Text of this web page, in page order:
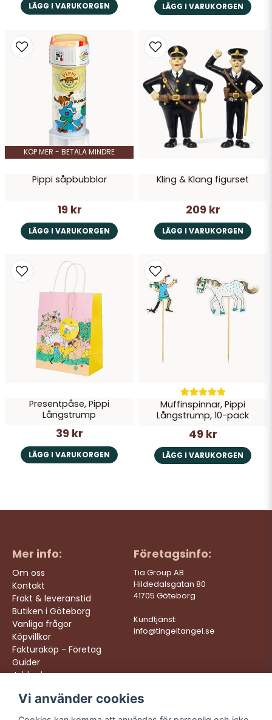
LÄGG I VARUKORGEN LÄGG I VARUKORGEN
KÖP MER - BETALA MINDRE
Pippi såpbubblor
19 kr
LÄGG I VARUKORGEN
Kling & Klang figurset
209 kr
LÄGG I VARUKORGEN
Presentpåse, Pippi
Långstrump
39 kr
LÄGG I VARUKORGEN
Muffinspinnar, Pippi
Långstrump, 10-pack
49 kr
LÄGG I VARUKORGEN
Mer info:
Om oss
Kontakt
Frakt & leveranstid
Butiken i Göteborg
Vanliga frågor
Köpvillkor
Fakturaköp - Företag
Guider
Jobba hos oss
Företagsinfo:
Tia Group AB
Hildedalsgatan 80
41705 Göteborg
Kundtjänst:
info@tingeltangel.se
Följ oss: Vi levererar:
Vi använder cookies